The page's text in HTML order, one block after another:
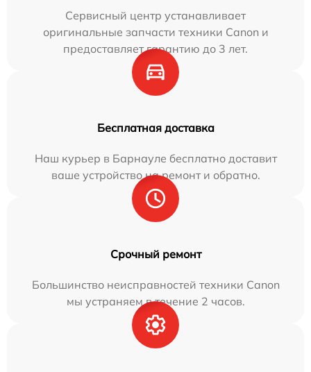
Сервисный центр устанавливает
оригинальные запчасти техники Canon и
предоставляет гарантию до 3 лет.
Бесплатная доставка
Наш курьер в Барнауле бесплатно доставит
ваше устройство на ремонт и обратно.
Срочный ремонт
Большинство неисправностей техники Canon
мы устраняем в течение 2 часов.